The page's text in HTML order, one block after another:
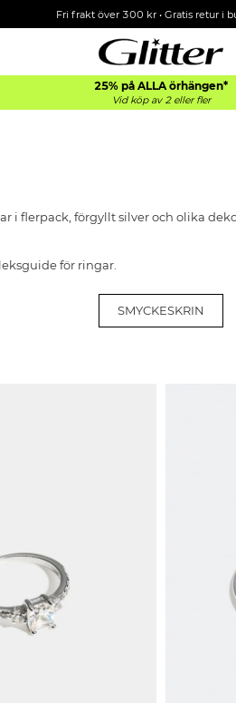
Fri frakt över 300 kr• Gratis retur i
25% på ALLA örhängen*
Vid köp av 2 eller fler
flerpack, förgyllt silver och olika
för ringar
SMYCKESKRIN